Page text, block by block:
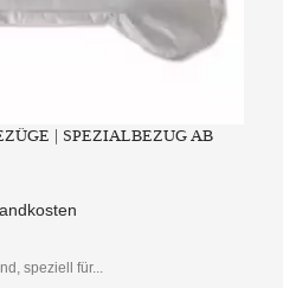
| SPEZIALBEZUG AB
speziell für...